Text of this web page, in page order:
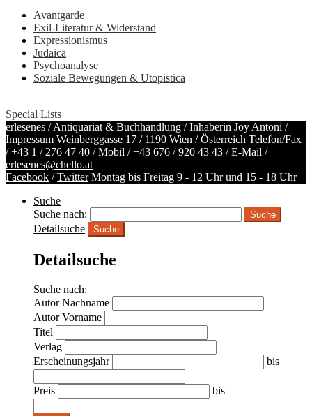
Avantgarde
Exil-Literatur & Widerstand
Expressionismus
Judaica
Psychoanalyse
Soziale Bewegungen & Utopistica
Special Lists
erlesenes / Antiquariat & Buchhandlung / Inhaberin Joy Antoni /
Impressum Weinberggasse 17 / 1190 Wien / Österreich Telefon/Fax
/+43 1 / 276 47 40 / Mobil /+43 676 / 920 43 43 / E-Mail /
erlesenes@chello.at
Facebook /Twitter Montag bis Freitag 9 - 12 Uhr und 15 - 18 Uhr
Suche
Suche nach:
Detailsuche
Suche
Detailsuche
Suche nach:
Autor Nachname
Autor Vorname
Titel
Verlag
Erscheinungsjahr
bis
Preis bis